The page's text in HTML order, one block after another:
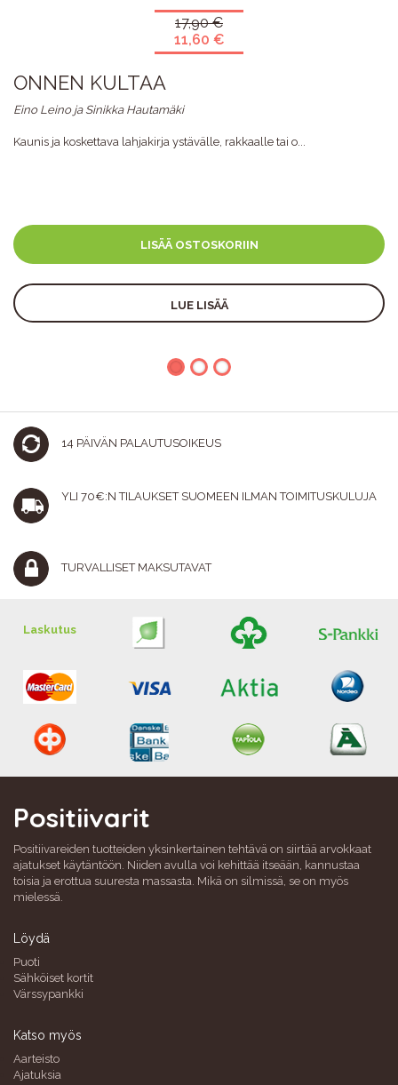
17,90 €
11,60 €
ONNEN KULTAA
Eino Leino ja Sinikka Hautamäki
Kaunis ja koskettava lahjakirja ystävälle, rakkaalle tai o...
LISÄÄ OSTOSKORIIN
LUE LISÄÄ
14 PÄIVÄN PALAUTUSOIKEUS
YLI 70€:N TILAUKSET SUOMEEN ILMAN TOIMITUSKULUJA
TURVALLISET MAKSUTAVAT
Laskutus
Positiivarit
Positiivareiden tuotteiden yksinkertainen tehtävä on siirtää arvokkaat
ajatukset käytäntöön. Niiden avulla voi kehittää itseään, kannustaa
toisia ja erottua suuresta massasta. Mikä on silmissä, se on myös
mielessä.
Löydä
Puoti
Sähköiset kortit
Värssypankki
Katso myös
Aarteisto
Ajatuksia